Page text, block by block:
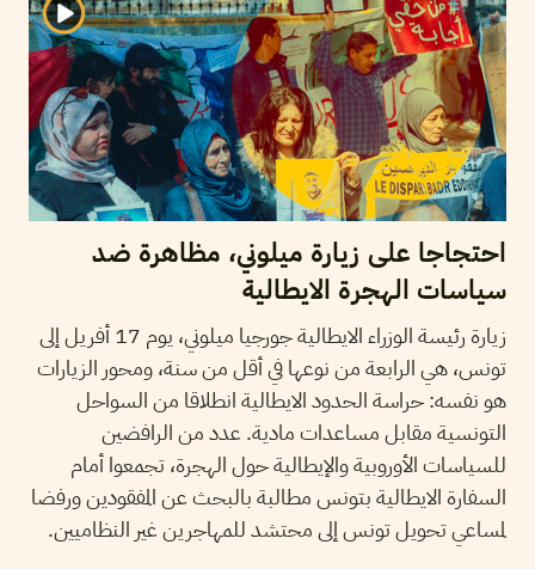
احتجاجا على زيارة ميلوني، مظاهرة ضد
سياسات الهجرة الايطالية
زيارة رئيسة الوزراء الايطالية جورجيا ميلوني، يوم 17 أفريل إلى
تونس، هي الرابعة من نوعها في أقل من سنة، ومحور الزيارات
هو نفسه: حراسة الحدود الايطالية انطلاقا من السواحل
التونسية مقابل مساعدات مادية. عدد من الرافضين
للسياسات الأوروبية والإيطالية حول الهجرة، تجمعوا أمام
السفارة الايطالية بتونس مطالبة بالبحث عن المفقودين ورفضا
لمساعي تحويل تونس إلى محتشد للمهاجرين غير النظاميين.